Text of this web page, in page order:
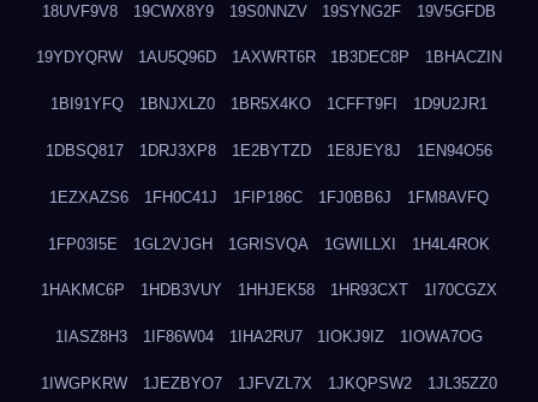
18UVF9V8 19CWX8Y9 19S0NNZV 19SYNG2F 19V5GFDB
19YDYQRW 1AU5Q96D 1AXWRT6R 1B3DEC8P 1BHACZIN
1BI91YFQ 1BNJXLZ0 1BR5X4KO 1CFFT9FI 1D9U2JR1
1DBSQ817 1DRJ3XP8 1E2BYTZD 1E8JEY8J 1EN94O56
1EZXAZS6 1FH0C41J 1FIP186C 1FJ0BB6J 1FM8AVFQ
1FP03I5E 1GL2VJGH 1GRISVQA 1GWILLXI 1H4L4ROK
1HAKMC6P 1HDB3VUY 1HHJEK58 1HR93CXT 1I70CGZX
1IASZ8H3 1IF86W04 1IHA2RU7 1IOKJ9IZ 1IOWA7OG
1IWGPKRW 1JEZBYO7 1JFVZL7X 1JKQPSW2 1JL35ZZ0